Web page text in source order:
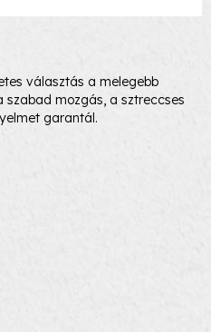
választás a melegebb
szabad mozgás, a sztreccses
garantál.